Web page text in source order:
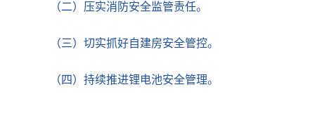
（二）压实消防安全监管责任。
（三）切实抓好自建房安全管控。
（四）持续推进锂电池安全管理。